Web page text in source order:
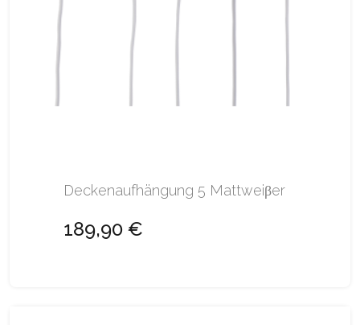
Deckenaufhängung 5 Mattweiβer
189,90 €